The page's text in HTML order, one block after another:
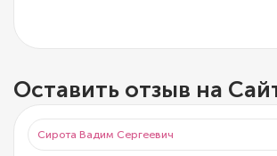
Оставить отзыв на
Сирота Вадим Сергеевич